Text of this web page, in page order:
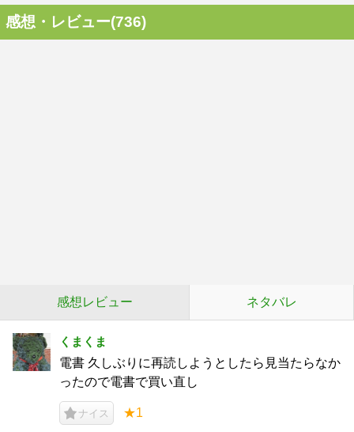
感想・レビュー(736)
感想レビュー ネタバレ
くまくま
電書 久しぶりに再読しようとしたら見当たらなか
ったので電書で買い直し
ナイス ★1